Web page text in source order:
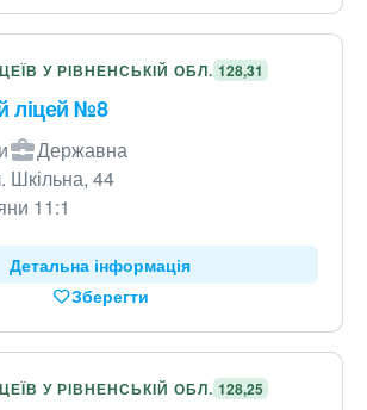
У РІВНЕНСЬКІЙ ОБЛ. 128,31
ліцей №8
Державна
Шкільна, 44
11:1
Детальна інформація
Зберегти
У РІВНЕНСЬКІЙ ОБЛ. 128,25